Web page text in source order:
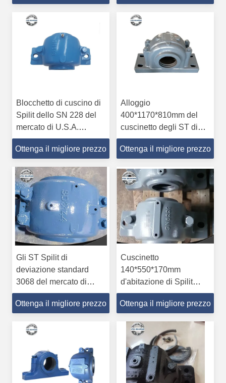
Blocchetto di cuscino di
Spilit dello SN 228 del
mercato di U.S.A.
140*500*150mm
d'abitazione
Ottenga il migliore prezzo
Alloggio
400*1170*810mm del
cuscinetto degli ST di
deviazione standard
3184 dell'onere gravoso
Ottenga il migliore prezzo
Gli ST Spilit di
deviazione standard
3068 del mercato di
U.S.A. appoggiano
l'alloggio
blocco
Ottenga il migliore prezzo
Cuscinetto
140*550*170mm
d'abitazione di Spilit
dello SN 532 di marca di
FSK
Ottenga il migliore prezzo